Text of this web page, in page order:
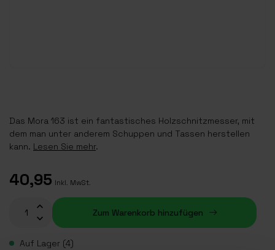
Das Mora 163 ist ein fantastisches Holzschnitzmesser, mit
dem man unter anderem Schuppen und Tassen herstellen
kann. Lesen Sie mehr.
40,95 Inkl. MwSt.
Zum Warenkorb hinzufügen
Auf Lager (4)